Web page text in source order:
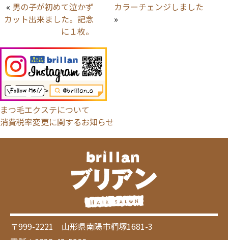
« 男の子が初めて泣かず
カット出来ました。記念
に１枚。
カラーチェンジしました
»
まつ毛エクステについて
消費税率変更に関するお知らせ
〒999-2221 山形県南陽市椚塚1681-3